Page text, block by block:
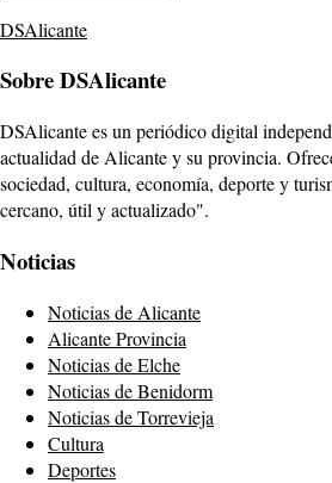
DSAlicante
Sobre DSAlicante
DSAlicante es un periódico digital
actualidad de Alicante y su provincia.
sociedad, cultura, economía, deporte y
cercano, útil y actualizado".
Noticias
Noticias de Alicante
Alicante Provincia
Noticias de Elche
Noticias de Benidorm
Noticias de Torrevieja
Cultura
Deportes